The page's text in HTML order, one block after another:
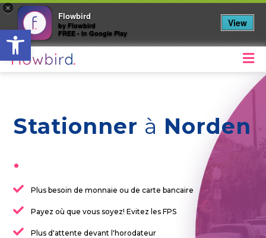
Ouvrir la barre d’outils
×
Flowbird
by Flowbird
FREE - In Google Play
View
Stationner à Norden
Plus besoin de monnaie ou de carte bancaire
Payez où que vous soyez! Evitez les FPS
Plus d'attente devant l'horodateur